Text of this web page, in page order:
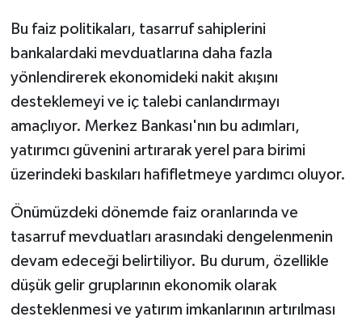
Bu faiz politikaları, tasarruf sahiplerini
bankalardaki mevduatlarına daha fazla
yönlendirerek ekonomideki nakit akışını
desteklemeyi ve iç talebi canlandırmayı
amaçlıyor. Merkez Bankası'nın bu adımları,
yatırımcı güvenini artırarak yerel para birimi
üzerindeki baskıları hafifletmeye yardımcı oluyor.
Önümüzdeki dönemde faiz oranlarında ve
tasarruf mevduatları arasındaki dengelenmenin
devam edeceği belirtiliyor. Bu durum, özellikle
düşük gelir gruplarının ekonomik olarak
desteklenmesi ve yatırım imkanlarının artırılması